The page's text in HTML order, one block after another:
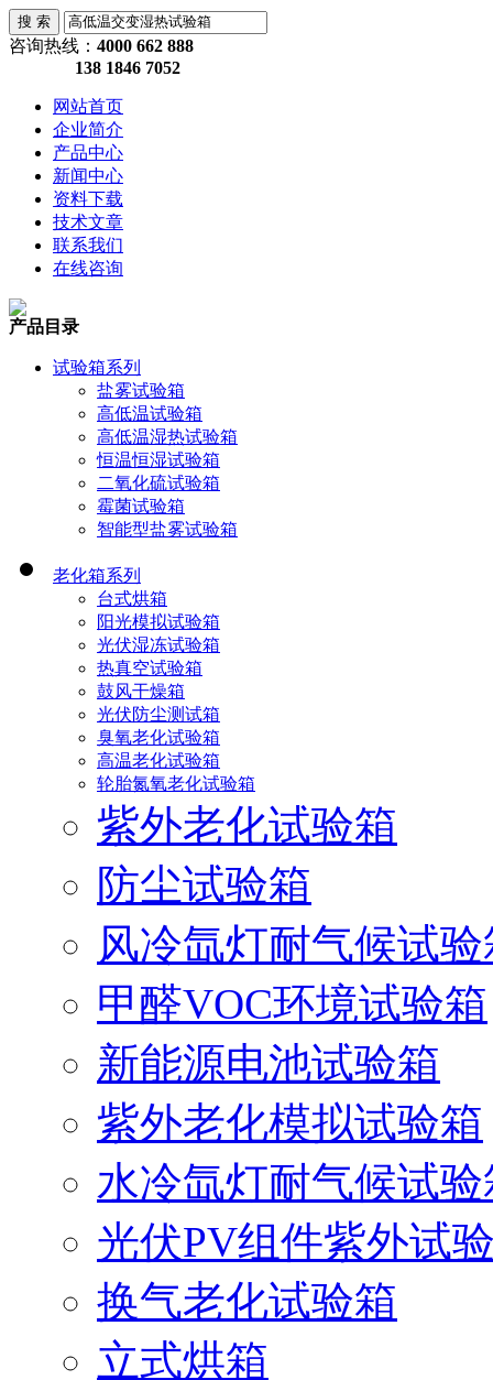
咨询热线： 4000 662 888
138 1846 7052
网站首页
企业简介
产品中心
新闻中心
资料下载
技术文章
联系我们
在线咨询
产品目录
试验箱系列
盐雾试验箱
高低温试验箱
高低温湿热试验箱
恒温恒湿试验箱
二氧化硫试验箱
霉菌试验箱
智能型盐雾试验箱
老化箱系列
台式烘箱
阳光模拟试验箱
光伏湿冻试验箱
热真空试验箱
鼓风干燥箱
光伏防尘测试箱
臭氧老化试验箱
高温老化试验箱
轮胎氮氧老化试验箱
紫外老化试验箱
防尘试验箱
风冷氙灯耐气候试
甲醛VOC环境试验箱
新能源电池试验箱
紫外老化模拟试验箱
水冷氙灯耐气候试验
光伏PV组件紫外试
换气老化试验箱
立式烘箱